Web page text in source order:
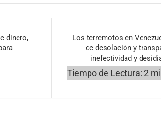
dinero,
Los terremotos en
de desolación y
inefectividad y